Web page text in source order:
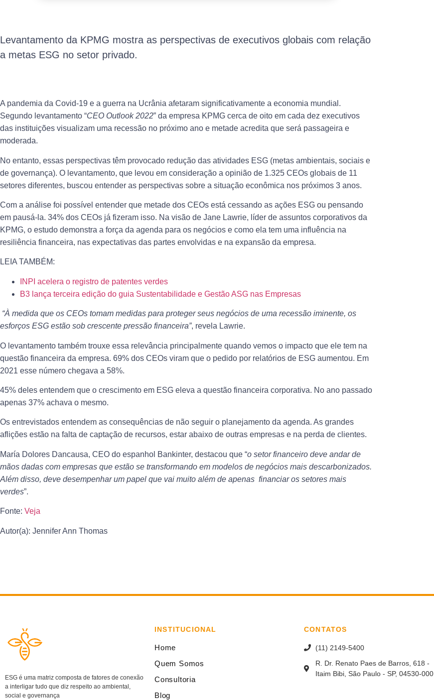
Levantamento da KPMG mostra as perspectivas de executivos globais com relação
a metas ESG no setor privado.
A pandemia da Covid-19 e a guerra na Ucrânia afetaram significativamente a economia mundial.
Segundo levantamento “CEO Outlook 2022” da empresa KPMG cerca de oito em cada dez executivos
das instituições visualizam uma recessão no próximo ano e metade acredita que será passageira e
moderada.
No entanto, essas perspectivas têm provocado redução das atividades ESG (metas ambientais, sociais e
de governança). O levantamento, que levou em consideração a opinião de 1.325 CEOs globais de 11
setores diferentes, buscou entender as perspectivas sobre a situação econômica nos próximos 3 anos.
Com a análise foi possível entender que metade dos CEOs está cessando as ações ESG ou pensando
em pausá-la. 34% dos CEOs já fizeram isso. Na visão de Jane Lawrie, líder de assuntos corporativos da
KPMG, o estudo demonstra a força da agenda para os negócios e como ela tem uma influência na
resiliência financeira, nas expectativas das partes envolvidas e na expansão da empresa.
LEIA TAMBÉM:
INPI acelera o registro de patentes verdes
B3 lança terceira edição do guia Sustentabilidade e Gestão ASG nas Empresas
“À medida que os CEOs tomam medidas para proteger seus negócios de uma recessão iminente, os
esforços ESG estão sob crescente pressão financeira”, revela Lawrie.
O levantamento também trouxe essa relevância principalmente quando vemos o impacto que ele tem na
questão financeira da empresa. 69% dos CEOs viram que o pedido por relatórios de ESG aumentou. Em
2021 esse número chegava a 58%.
45% deles entendem que o crescimento em ESG eleva a questão financeira corporativa. No ano passado
apenas 37% achava o mesmo.
Os entrevistados entendem as consequências de não seguir o planejamento da agenda. As grandes
aflições estão na falta de captação de recursos, estar abaixo de outras empresas e na perda de clientes.
María Dolores Dancausa, CEO do espanhol Bankinter, destacou que “o setor financeiro deve andar de
mãos dadas com empresas que estão se transformando em modelos de negócios mais descarbonizados.
Além disso, deve desempenhar um papel que vai muito além de apenas financiar os setores mais
verdes”.
Fonte: Veja
Autor(a): Jennifer Ann Thomas
ESG é uma matriz composta de fatores de conexão
a interligar tudo que diz respeito ao ambiental,
social e governança
INSTITUCIONAL
Home
Quem Somos
Consultoria
Blog
CONTATOS
(11) 2149-5400
R. Dr. Renato Paes de Barros, 618 -
Itaim Bibi, São Paulo - SP, 04530-000